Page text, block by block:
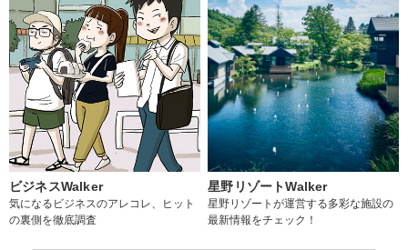
ビジネスWalker
気になるビジネスのアレコレ、ヒット
の裏側を徹底調査
星野リゾートWalker
星野リゾートが運営する多彩な施設の
最新情報をチェック！